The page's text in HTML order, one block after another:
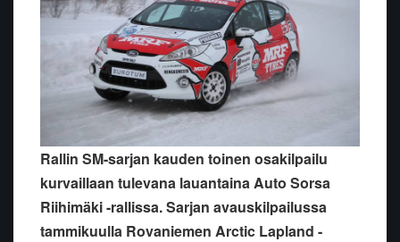
Rallin SM-sarjan kauden toinen osakilpailu
kurvaillaan tulevana lauantaina Auto Sorsa
Riihimäki -rallissa. Sarjan avauskilpailussa
tammikuulla Rovaniemen Arctic Lapland -